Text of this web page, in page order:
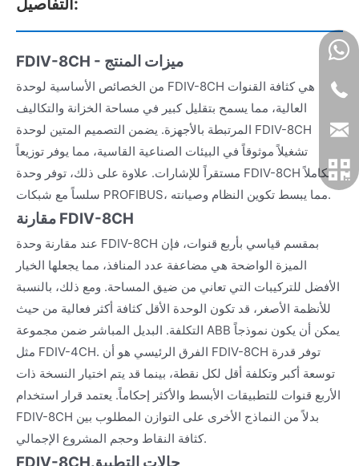
FDIV-8CH - ميزات المنتج
من الخصائص الأساسية لوحدة FDIV-8CH هي كثافة القنوات
العالية، مما يسمح بتقليل كبير في مساحة الخزانة والتكاليف
المرتبطة بالأجهزة. يضمن التصميم المتين لوحدة FDIV-8CH
تشغيلاً موثوقاً في البيئات الصناعية القاسية، مما يوفر توزيعاً
مستقراً للإشارات. علاوة على ذلك، توفر وحدة FDIV-8CH تكاملاً
سلساً مع شبكات PROFIBUS، مما يبسط تكوين النظام وصيانته.
مقارنة FDIV-8CH
عند مقارنة وحدة FDIV-8CH بمقسم قياسي بأربع قنوات، فإن
الميزة الواضحة هي مضاعفة عدد المنافذ، مما يجعلها الخيار
الأفضل للتركيبات التي تعاني من ضيق المساحة. ومع ذلك، بالنسبة
للأنظمة الأصغر، قد تكون الوحدة الأقل كثافة أكثر فعالية من حيث
التكلفة. البديل المباشر ضمن مجموعة ABB يمكن أن يكون نموذجاً
مثل FDIV-4CH. الفرق الرئيسي هو أن FDIV-8CH توفر قدرة
توسعة أكبر وتكلفة أقل لكل نقطة، بينما قد يتم اختيار النسخة ذات
الأربع قنوات للتطبيقات الأبسط والأكثر إحكاماً. يعتمد قرار استخدام
FDIV-8CH بدلاً من النماذج الأخرى على التوازن المطلوب بين
كثافة النقاط وحجم المشروع الإجمالي.
FDIV-8CHحالات التطبيق